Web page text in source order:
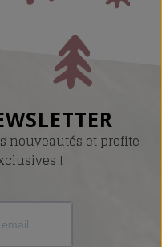
nouveautés et profite
!